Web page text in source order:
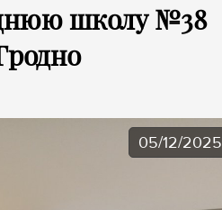
школу №38
05/12/2025